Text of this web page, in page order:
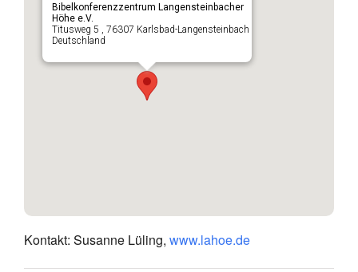
Bibelkonferenzzentrum Langensteinbacher
Höhe e.V.
Titusweg 5 , 76307 Karlsbad-Langensteinbach
Deutschland
Kontakt: Susanne Lüling, www.lahoe.de